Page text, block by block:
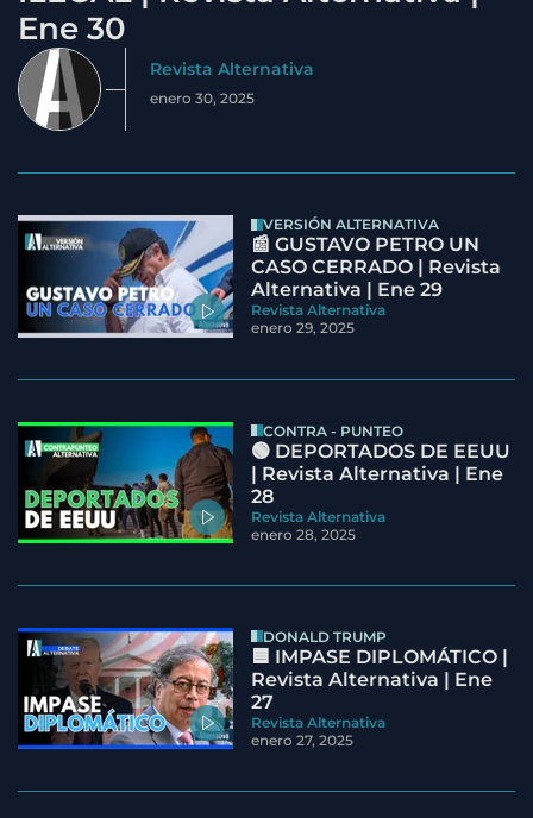
Ene 30
Revista Alternativa
enero 30, 2025
VERSIÓN ALTERNATIVA
📰 GUSTAVO PETRO UN
CASO CERRADO | Revista
Alternativa | Ene 29
Revista Alternativa
enero 29, 2025
CONTRA - PUNTEO
🟢 DEPORTADOS DE EEUU
| Revista Alternativa | Ene
28
Revista Alternativa
enero 28, 2025
DONALD TRUMP
🟦 IMPASE DIPLOMÁTICO |
Revista Alternativa | Ene
27
Revista Alternativa
enero 27, 2025